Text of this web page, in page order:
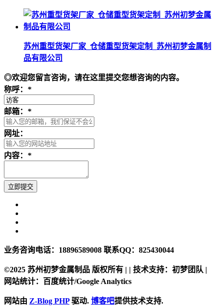
苏州重型货架厂家_仓储重型货架定制_苏州初梦金属制
品有限公司
◎欢迎您留言咨询，请在这里提交您想咨询的内容。
称呼： *
邮箱： *
网址：
内容： *
业务咨询电话：18896589008 联系QQ：825430044
©2025 苏州初梦金属制品 版权所有 | | 技术支持：初梦团队 |
网站统计：百度统计/Google Analytics
网站由 Z-Blog PHP驱动. 博客吧提供技术支持.